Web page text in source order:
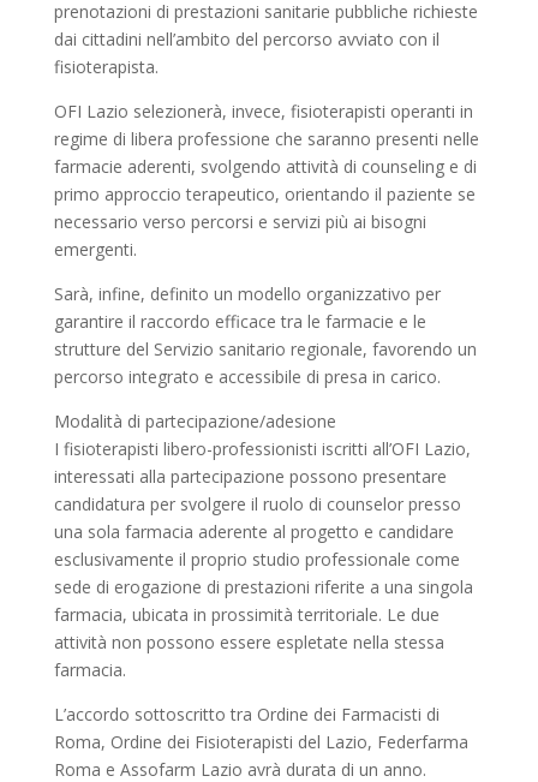
prenotazioni di prestazioni sanitarie pubbliche richieste
dai cittadini nell’ambito del percorso avviato con il
fisioterapista.
OFI Lazio selezionerà, invece, fisioterapisti operanti in
regime di libera professione che saranno presenti nelle
farmacie aderenti, svolgendo attività di counseling e di
primo approccio terapeutico, orientando il paziente se
necessario verso percorsi e servizi più ai bisogni
emergenti.
Sarà, infine, definito un modello organizzativo per
garantire il raccordo efficace tra le farmacie e le
strutture del Servizio sanitario regionale, favorendo un
percorso integrato e accessibile di presa in carico.
Modalità di partecipazione/adesione
I fisioterapisti libero-professionisti iscritti all’OFI Lazio,
interessati alla partecipazione possono presentare
candidatura per svolgere il ruolo di counselor presso
una sola farmacia aderente al progetto e candidare
esclusivamente il proprio studio professionale come
sede di erogazione di prestazioni riferite a una singola
farmacia, ubicata in prossimità territoriale. Le due
attività non possono essere espletate nella stessa
farmacia.
L’accordo sottoscritto tra Ordine dei Farmacisti di
Roma, Ordine dei Fisioterapisti del Lazio, Federfarma
Roma e Assofarm Lazio avrà durata di un anno.